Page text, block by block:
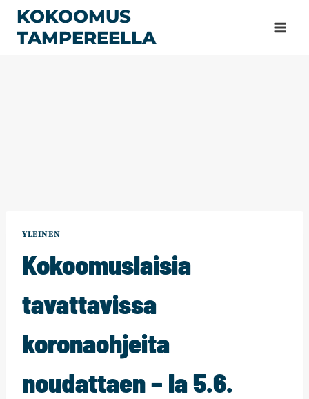
Siirry
sisältöön
KOKOOMUS
TAMPEREELLA
YLEINEN
Kokoomuslaisia
tavattavissa
koronaohjeita
noudattaen – la 5.6.